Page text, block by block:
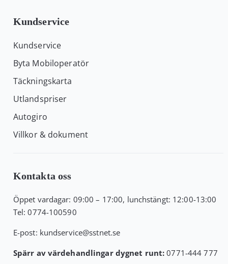
Kundservice
Kundservice
Byta Mobiloperatör
Täckningskarta
Utlandspriser
Autogiro
Villkor & dokument
Kontakta oss
Öppet vardagar: 09:00 – 17:00, lunchstängt: 12:00-13:00
Tel:0774-100590
E-post: kundservice@sstnet.se
Spärr av värdehandlingar dygnet runt: 0771-444 777